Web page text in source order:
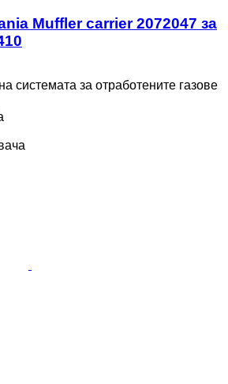
Muffler carrier 2072047 за
системата за отработените газове